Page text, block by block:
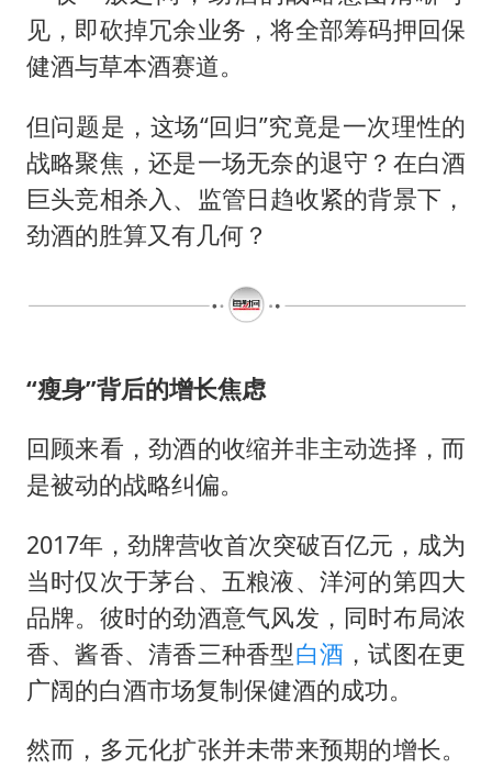
见，即砍掉冗余业务，将全部筹码押回保
健酒与草本酒赛道。
但问题是，这场“回归”究竟是一次理性的
战略聚焦，还是一场无奈的退守？在白酒
巨头竞相杀入、监管日趋收紧的背景下，
劲酒的胜算又有几何？
“瘦身”背后的增长焦虑
回顾来看，劲酒的收缩并非主动选择，而
是被动的战略纠偏。
2017年，劲牌营收首次突破百亿元，成为
当时仅次于茅台、五粮液、洋河的第四大
品牌。彼时的劲酒意气风发，同时布局浓
香、酱香、清香三种香型白酒 ，试图在更
广阔的白酒市场复制保健酒的成功。
然而，多元化扩张并未带来预期的增长。